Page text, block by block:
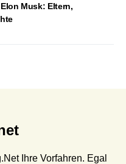
Musk: Eltern,
Ihre Vorfahren. Egal